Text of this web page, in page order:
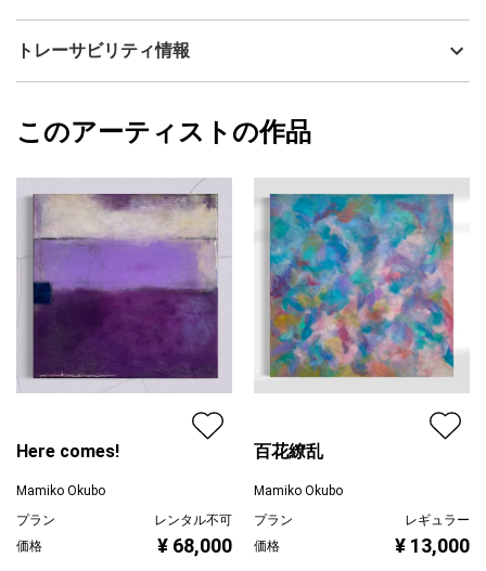
アクリル
カラー
青
ジャンル
抽象画
配送目安
一週間以内
Mixed media on canvas
Mamiko Okubo
フォローする
トレーサビリティ情報
Mamiko Okubo
このアーティストの作品
Here comes!
Mamiko Okubo
プラン
レンタル不可
価格
¥ 68,000
百花繚乱
Mamiko Okubo
プラン
レギュラー
価格
¥ 13,000